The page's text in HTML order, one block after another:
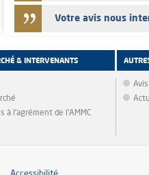
Votre avis nous
& INTERVENANTS
à l'agrément de l'AMMC